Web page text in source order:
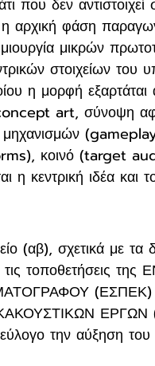
που δεν
αρχική φάση
μικρών
στοιχείων του
η μορφή εξαρτάται
concept art, σύνοψη
μηχανισμών
κοινό (target
η κεντρική ιδέα
(αβ), σχετικά με τα
τις τοποθετήσεις
ΕΡΓΩΝ
την αύξηση